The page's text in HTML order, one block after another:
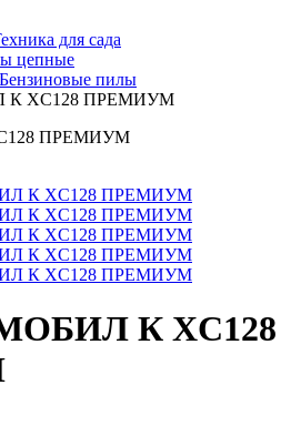
для сада
цепные
Бензиновые пилы
К XC128 ПРЕМИУМ
ПРЕМИУМ
МОБИЛ К XC128